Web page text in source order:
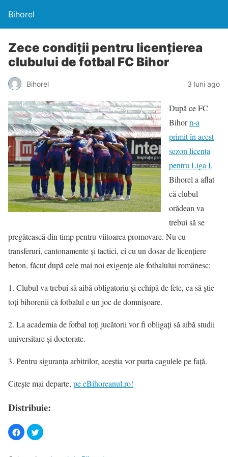
Bihorel
Zece condiții pentru licențierea
clubului de fotbal FC Bihor
Bihorel 3 luni ago
După ce FC
Bihorn-a
primit în acest
sezon licența
pentru Liga I,
Bihorel a aflat
că clubul
orădean va
trebui să se
pregătească din timp pentru viitoarea promovare. Nu cu
transferuri, cantonamente și tactici, ci cu un dosar de licențiere
beton, făcut după cele mai noi exigențe ale fotbalului românesc:
1. Clubul va trebui să aibă obligatoriu și echipă de fete, ca să știe
toți bihorenii că fotbalul e un joc de domnișoare.
2. La academia de fotbal toți jucătorii vor fi obligați să aibă studii
universitare și doctorate.
3. Pentru siguranța arbitrilor, aceștia vor purta cagulele pe față.
Citește mai departe, pe eBihoreanul.ro!
Distribuie: